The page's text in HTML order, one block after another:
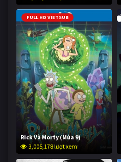
FULL HD VIETSUB
Rick Và Morty (Mùa 9)
3,005,178 lượt xem